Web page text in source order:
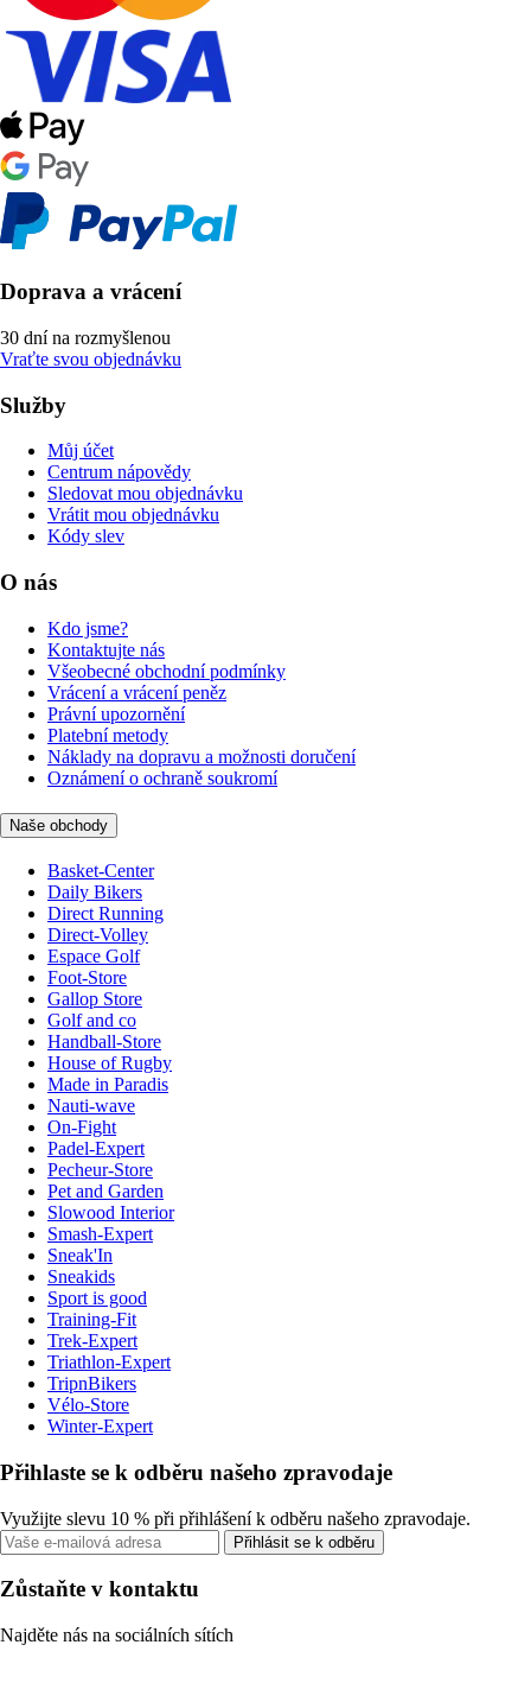
Doprava a vrácení
30 dní na rozmyšlenou
Vraťte svou objednávku
Služby
Můj účet
Centrum nápovědy
Sledovat mou objednávku
Vrátit mou objednávku
Kódy slev
O nás
Kdo jsme?
Kontaktujte nás
Všeobecné obchodní podmínky
Vrácení a vrácení peněz
Právní upozornění
Platební metody
Náklady na dopravu a možnosti doručení
Oznámení o ochraně soukromí
Naše obchody
Basket-Center
Daily Bikers
Direct Running
Direct-Volley
Espace Golf
Foot-Store
Gallop Store
Golf and co
Handball-Store
House of Rugby
Made in Paradis
Nauti-wave
On-Fight
Padel-Expert
Pecheur-Store
Pet and Garden
Slowood Interior
Smash-Expert
Sneak'In
Sneakids
Sport is good
Training-Fit
Trek-Expert
Triathlon-Expert
TripnBikers
Vélo-Store
Winter-Expert
Přihlaste se k odběru našeho zpravodaje
Využijte slevu 10 % při přihlášení k odběru našeho zpravodaje.
Přihlásit se k odběru
Zůstaňte v kontaktu
Najděte nás na sociálních sítích